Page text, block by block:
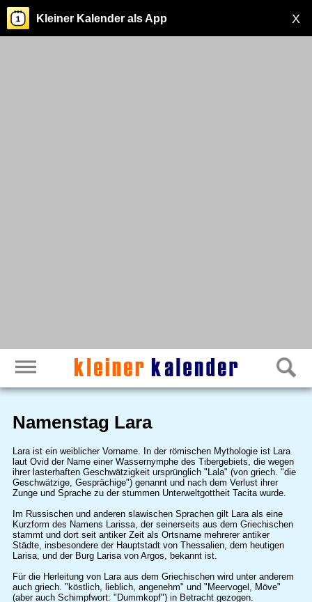
X
Kleiner Kalender als App
Namenstag Lara
Lara ist ein weiblicher Vorname. In der römischen Mythologie ist Lara
laut Ovid der Name einer Wassernymphe des Tibergebiets, die wegen
ihrer lasterhaften Geschwätzigkeit ursprünglich "Lala" (von griech. "die
Geschwätzige, Gesprächige") genannt und nach dem Verlust ihrer
Zunge und Sprache zu der stummen Unterweltgottheit Tacita wurde.
Im Russischen und anderen slawischen Sprachen gilt Lara als eine
Kurzform des Namens Larissa, der seinerseits aus dem Griechischen
stammt und dort seit antiker Zeit als Ortsname mehrerer antiker
Städte, insbesondere der Hauptstadt von Thessalien, dem heutigen
Larisa, und der Burg Larisa von Argos, bekannt ist.
Für die Herleitung von Lara aus dem Griechischen wird unter anderem
auch griech. "köstlich, lieblich, angenehm" und "Meervogel, Möve"
(aber auch Schimpfwort: "Dummkopf") in Betracht gezogen.